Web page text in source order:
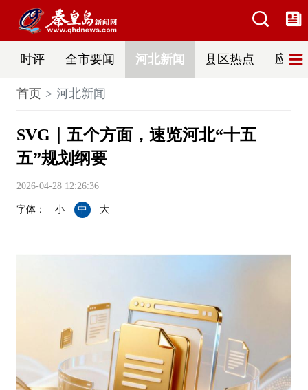
时评 全市要闻 河北新闻 县区热点 应急
首页 河北新闻
SVG｜五个方面，速览河北“十五
五”规划纲要
2026-04-28 12:26:36
字体： 小 中 大